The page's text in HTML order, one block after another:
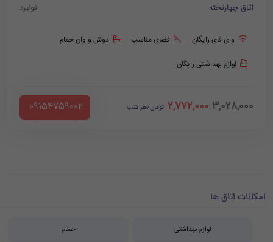
اتاق چهارتخته فولبرد
وای فای رایگان فضای مناسب دوش و وان حمام
لوازم بهداشتی رایگان
3,028,000
2,772,000 تومان/هر شب ‪ 09154759002
امکانات اتاق ها
لوازم بهداشتی حمام